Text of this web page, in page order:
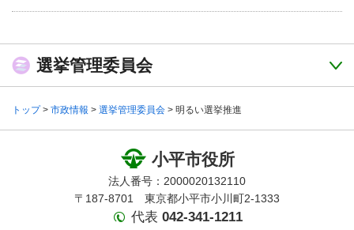
選挙管理委員会
トップ> 市政情報 > 選挙管理委員会 > 明るい選挙推進
小平市役所
法人番号：2000020132110
〒187-8701 東京都小平市小川町2-1333
代表 042-341-1211